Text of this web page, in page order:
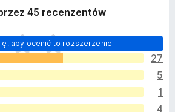
themes with customizable font
CSS.
any article to speech using our
with Microsoft AI TTS voices.
highlighting, LaTeX math format,
web pages to Word documents,
45 recenzentów
aby ocenić to rozszerzenie
27
5
1
4